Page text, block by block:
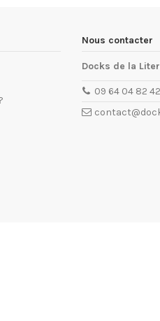
Nous contacter
Docks de la
09 64 04 82 42